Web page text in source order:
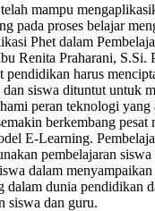
mampu
pada proses belajar
Phet dalam
Renita Praharani, S.Si.
pendidikan harus
siswa dituntut untuk
peran teknologi yang
berkembang pesat
E-Learning.
pembelajaran
dalam menyampaikan
dalam dunia pendidikan
siswa dan guru.